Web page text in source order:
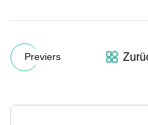
Previers